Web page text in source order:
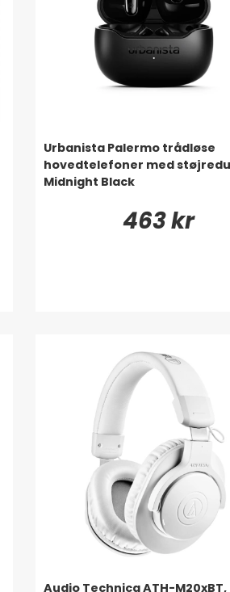
Urbanista Palermo trådløse
hovedtelefoner med
Midnight Black
463 kr
Audio Technica ATH-M20xBT,